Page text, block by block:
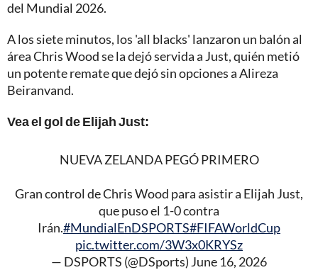
del Mundial 2026.
A los siete minutos, los 'all blacks' lanzaron un balón al
área Chris Wood se la dejó servida a Just, quién metió
un potente remate que dejó sin opciones a Alireza
Beiranvand.
Vea el gol de Elijah Just:
NUEVA ZELANDA PEGÓ PRIMERO
Gran control de Chris Wood para asistir a Elijah Just,
que puso el 1-0 contra
Irán.#MundialEnDSPORTS#FIFAWorldCup
pic.twitter.com/3W3x0KRYSz
— DSPORTS (@DSports) June 16, 2026